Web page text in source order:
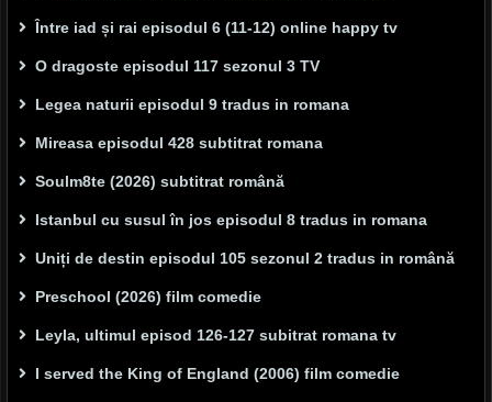
Între iad și rai episodul 6 (11-12) online happy tv
O dragoste episodul 117 sezonul 3 TV
Legea naturii episodul 9 tradus in romana
Mireasa episodul 428 subtitrat romana
Soulm8te (2026) subtitrat română
Istanbul cu susul în jos episodul 8 tradus in romana
Uniți de destin episodul 105 sezonul 2 tradus in română
Preschool (2026) film comedie
Leyla, ultimul episod 126-127 subitrat romana tv
I served the King of England (2006) film comedie